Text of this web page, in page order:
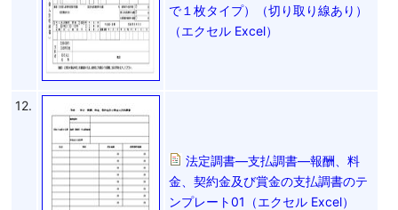
で１枚タイプ）（切り取り線あり）
（エクセル Excel）
12.
法定調書―支払調書―報酬、料
金、契約金及び賞金の支払調書のテ
ンプレート01（エクセル Excel）